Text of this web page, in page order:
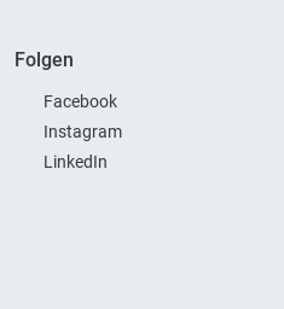
Folgen
Facebook
Instagram
LinkedIn